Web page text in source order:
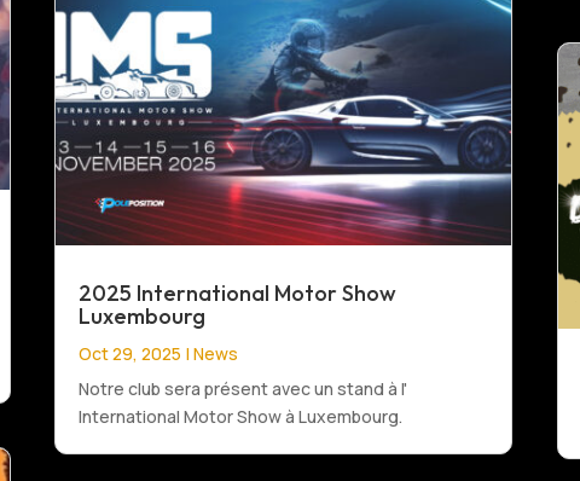
2025 International Motor Show
Luxembourg
Oct 29, 2025 |News
Notre club sera présent avec un stand à l'
International Motor Show à Luxembourg.